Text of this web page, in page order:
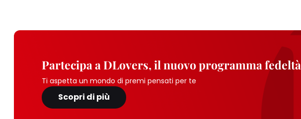
Partecipa a DLovers, il nuovo programma fedeltà
Ti aspetta un mondo di premi pensati per te
Scopri di più